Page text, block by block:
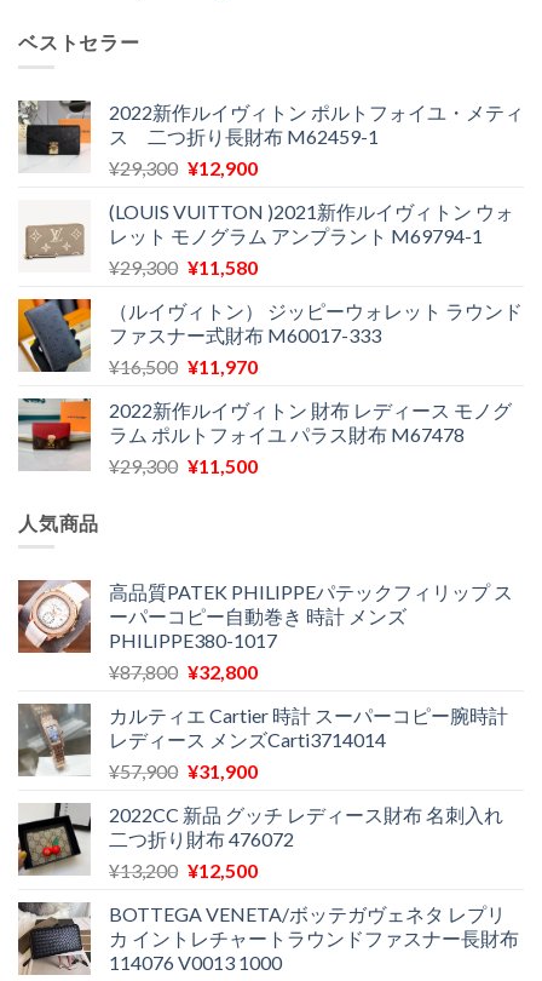
¥24,000
で
し
は
¥11,900
で
ベストセラー
2022新作ルイヴィトン ポルトフォイユ・メティ
ス 二つ折り長財布 M62459-1
¥29,300 元
価
格
は
で
し
た。
¥12,900現
の
価
格
¥12,900
で
す。
(LOUIS VUITTON )2021新作ルイヴィトン ウォ
レット モノグラム アンプラント M69794-1
¥29,300 元
価
格
は
で
し
た。
¥11,580現
の
価
格
¥11,580
で
す。
（ルイヴィトン） ジッピーウォレット ラウンド
ファスナー式財布 M60017-333
¥16,500 元
価
格
は
¥11,970現
の
価
格
2022新作ルイヴィトン 財布 レディース モノグ
ラム ポルトフォイユ パラス財布 M67478
¥29,300 元
¥29,300
で
し
た。
¥11,500現
は
¥11,500
で
す。
人気商品
高品質PATEK PHILIPPEパテックフィリップ ス
ーパーコピー自動巻き 時計 メンズ
PHILIPPE380-1017
¥87,800 元
価
格
は
で
し
た。
¥32,800現
の
価
格
¥32,800
で
す。
カルティエ Cartier 時計 スーパーコピー腕時計
レディース メンズCarti3714014
¥57,900 元
価
格
は
で
し
た。
¥31,900現
の
価
格
¥31,900
で
す。
2022CC 新品 グッチ レディース財布 名刺入れ
二つ折り財布 476072
¥13,200 元
価
格
は
¥12,500現
の
価
格
BOTTEGA VENETA/ボッテガヴェネタ レプリ
カ イントレチャートラウンドファスナー長財布
114076 V0013 1000